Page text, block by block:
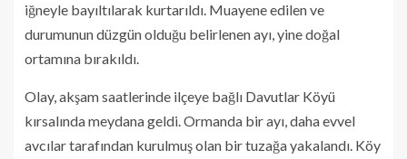
iğneyle bayıltılarak kurtarıldı. Muayene edilen ve
durumunun düzgün olduğu belirlenen ayı, yine doğal
ortamına bırakıldı.
Olay, akşam saatlerinde ilçeye bağlı Davutlar Köyü
kırsalında meydana geldi. Ormanda bir ayı, daha evvel
avcılar tarafından kurulmuş olan bir tuzağa yakalandı. Köy